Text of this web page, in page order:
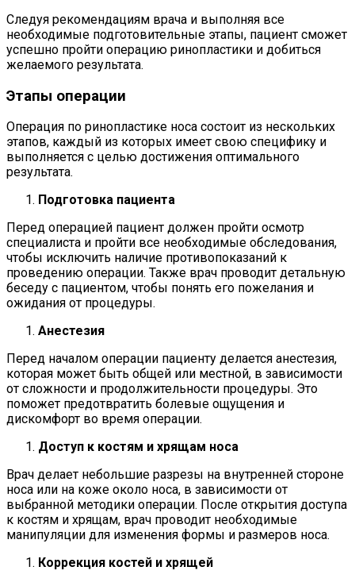
Следуя рекомендациям врача и выполняя все
необходимые подготовительные этапы, пациент сможет
успешно пройти операцию ринопластики и добиться
желаемого результата.
Этапы операции
Операция по ринопластике носа состоит из нескольких
этапов, каждый из которых имеет свою специфику и
выполняется с целью достижения оптимального
результата.
Подготовка пациента
Перед операцией пациент должен пройти осмотр
специалиста и пройти все необходимые обследования,
чтобы исключить наличие противопоказаний к
проведению операции. Также врач проводит детальную
беседу с пациентом, чтобы понять его пожелания и
ожидания от процедуры.
Анестезия
Перед началом операции пациенту делается анестезия,
которая может быть общей или местной, в зависимости
от сложности и продолжительности процедуры. Это
поможет предотвратить болевые ощущения и
дискомфорт во время операции.
Доступ к костям и хрящам носа
Врач делает небольшие разрезы на внутренней стороне
носа или на коже около носа, в зависимости от
выбранной методики операции. После открытия доступа
к костям и хрящам, врач проводит необходимые
манипуляции для изменения формы и размеров носа.
Коррекция костей и хрящей